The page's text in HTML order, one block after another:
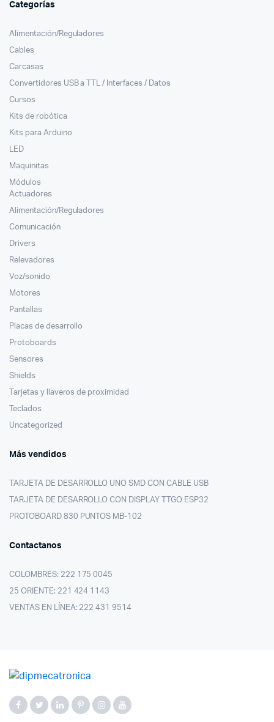
Categorías
Alimentación/Reguladores
Cables
Carcasas
Convertidores USB a TTL / Interfaces / Datos
Cursos
Kits de robótica
Kits para Arduino
LED
Maquinitas
Módulos
Actuadores
Alimentación/Reguladores
Comunicación
Drivers
Relevadores
Voz/sonido
Motores
Pantallas
Placas de desarrollo
Protoboards
Sensores
Shields
Tarjetas y llaveros de proximidad
Teclados
Uncategorized
Más vendidos
TARJETA DE DESARROLLO UNO SMD CON CABLE USB
TARJETA DE DESARROLLO CON DISPLAY TTGO ESP32
PROTOBOARD 830 PUNTOS MB-102
Contactanos
COLOMBRES: 222 175 0045
25 ORIENTE: 221 424 1143
VENTAS EN LÍNEA: 222 431 9514